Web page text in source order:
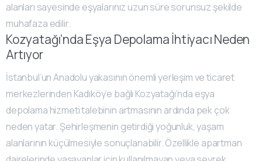
alanları sayesinde eşyalarınız uzun süre sorunsuz şekilde
muhafaza edilir.
Kozyatağı’nda Eşya Depolama İhtiyacı Neden
Artıyor
İstanbul’un Anadolu yakasının önemli yerleşim ve ticaret
merkezlerinden Kadıköy’e bağlı Kozyatağı’nda eşya
depolama hizmeti talebinin artmasının ardında pek çok
neden yatar. Şehirleşmenin getirdiği yoğunluk, yaşam
alanlarının küçülmesiyle sonuçlanabilir. Özellikle apartman